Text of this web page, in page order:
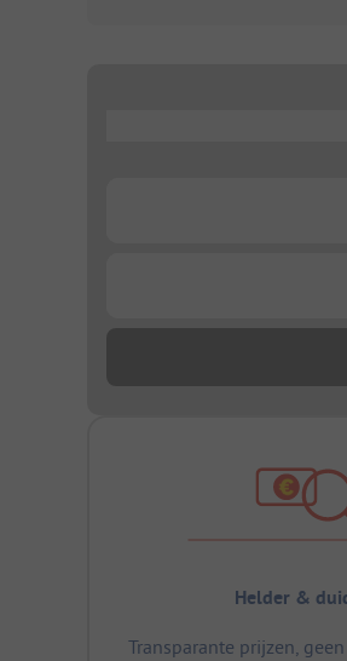
Helder &
Transparante prijzen,